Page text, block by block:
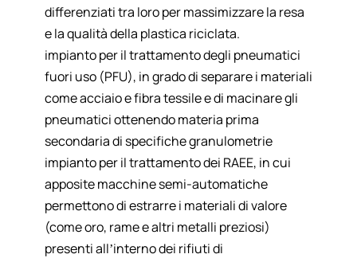
differenziati tra loro per massimizzare la resa
e la qualità della plastica riciclata.
impianto per il trattamento degli pneumatici
fuori uso (PFU), in grado di separare i materiali
come acciaio e fibra tessile e di macinare gli
pneumatici ottenendo materia prima
secondaria di specifiche granulometrie
impianto per iltrattamento dei RAEE, in cui
apposite macchine semi-automatiche
permettono di estrarre i materiali di valore
(come oro, rame e altri metalli preziosi)
presenti all’interno dei rifiuti di